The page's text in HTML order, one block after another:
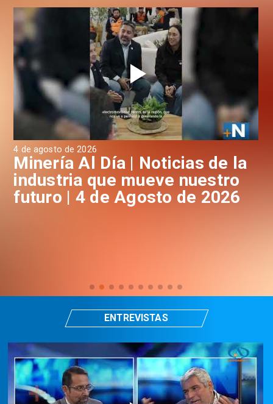
4 de agosto de 2026
Minería Al Día | Noticias de la
industria que mueve nuestro
futuro | 4 de Agosto de 2026
ENTREVISTAS